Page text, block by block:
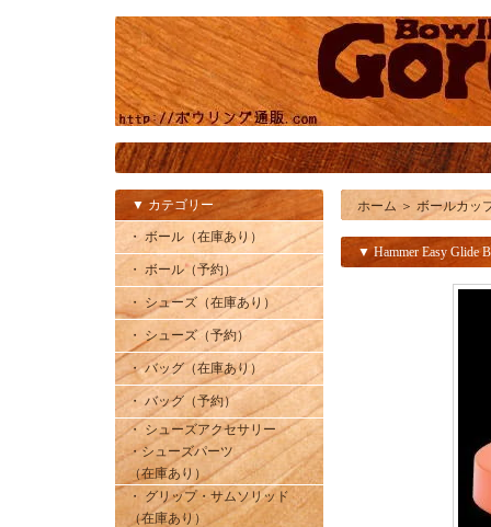
▼ カテゴリー
・ ボール（在庫あり）
・ ボール（予約）
・ シューズ（在庫あり）
・ シューズ（予約）
・ バッグ（在庫あり）
・ バッグ（予約）
・ シューズアクセサリー
・シューズパーツ
（在庫あり）
・ グリップ・サムソリッド
（在庫あり）
ホーム ＞ ボールカッ
▼ Hammer Easy Glide